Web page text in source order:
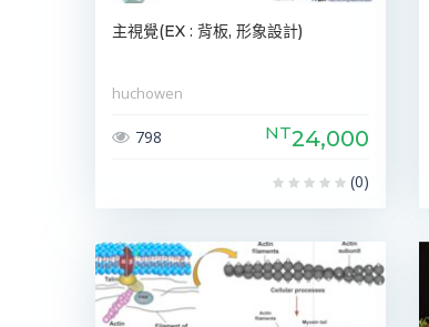
主視覺(EX : 背板, 形象設計)
huchowen
798 NT24,000
(0)